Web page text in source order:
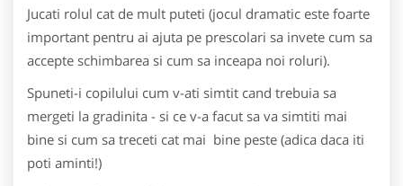
Jucati rolul cat de mult puteti (jocul dramatic este foarte
important pentru ai ajuta pe prescolari sa invete cum sa
accepte schimbarea si cum sa inceapa noi roluri).
Spuneti-i copilului cum v-ati simtit cand trebuia sa
mergeti la gradinita - si ce v-a facut sa va simtiti mai
bine si cum sa treceti cat mai bine peste (adica daca iti
poti aminti!)